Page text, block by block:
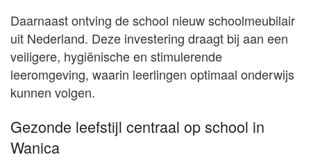
Daarnaast ontving de school nieuw schoolmeubilair
uit Nederland. Deze investering draagt bij aan een
veiligere, hygiënische en stimulerende
leeromgeving, waarin leerlingen optimaal onderwijs
kunnen volgen.
Gezonde leefstijl centraal op school in
Wanica